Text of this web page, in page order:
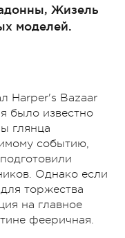
Жизель
моделей.
Harper's Bazaar
было известно
глянца
событию,
Однако если
торжества
на главное
фееричная.